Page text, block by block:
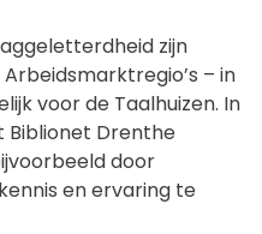
zijn
– in
voor de Taalhuizen. In
Biblionet Drenthe
door
en ervaring te